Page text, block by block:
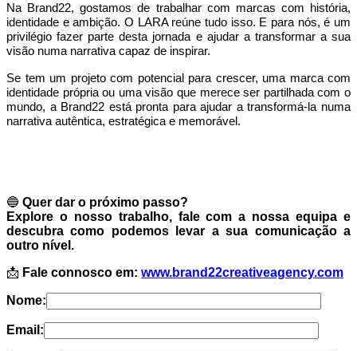
Na Brand22, gostamos de trabalhar com marcas com história,
identidade e ambição. O LARA reúne tudo isso. E para nós, é um
privilégio fazer parte desta jornada e ajudar a transformar a sua
visão numa narrativa capaz de inspirar.
Se tem um projeto com potencial para crescer, uma marca com
identidade própria ou uma visão que merece ser partilhada com o
mundo, a Brand22 está pronta para ajudar a transformá-la numa
narrativa autêntica, estratégica e memorável.
🔵 Quer dar o próximo passo?
Explore o nosso trabalho, fale com a nossa equipa e
descubra como podemos levar a sua comunicação a
outro nível.
📩 Fale connosco em: www.brand22creativeagency.com
Nome:
Email: